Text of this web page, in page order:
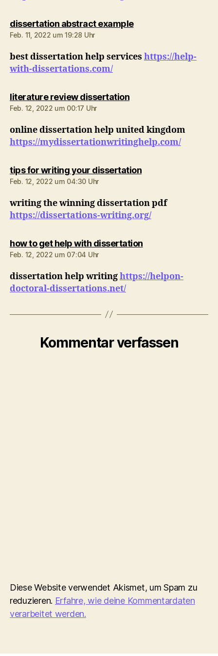
dissertation abstract examplesagt:
Feb. 11, 2022 um 19:28 Uhr
best dissertation help services https://help-
with-dissertations.com/
literature review dissertationsagt:
Feb. 12, 2022 um 00:17 Uhr
online dissertation help united kingdom
https://mydissertationwritinghelp.com/
tips for writing your dissertationsagt:
Feb. 12, 2022 um 04:30 Uhr
writing the winning dissertation pdf
https://dissertations-writing.org/
how to get help with dissertationsagt:
Feb. 12, 2022 um 07:04 Uhr
dissertation help writinghttps://helpon-
doctoral-dissertations.net/
Kommentar verfassen
Diese Website verwendet Akismet, um Spam zu
reduzieren. Erfahre, wie deine Kommentardaten
verarbeitet werden.